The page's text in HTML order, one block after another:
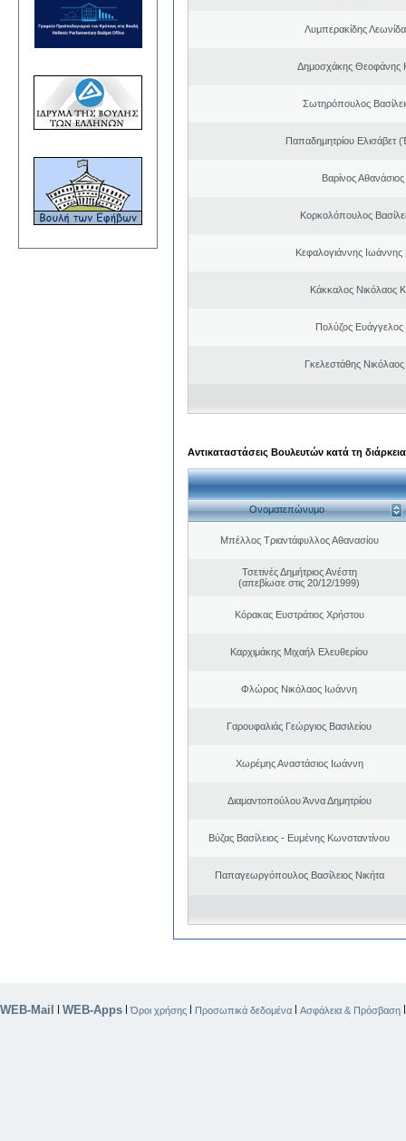
Λυμπερακίδης
Δημοσχάκης Θεοφάνης
Σωτηρόπουλος
Παπαδημητρίου Ελισάβετ
Βαρίνος
Κορκολόπουλος
Κεφαλογιάννης Ιωάννης
Κάκκαλος Νικόλαος
Πολύζος Ευάγγελος
Γκελεστάθης
Αντικαταστάσεις Βουλευτών κατά τη
Ονοματεπώνυμο
Μπέλλος Τριαντάφυλλος Αθανασίου
Τσετινές Δημήτριος Ανέστη
(απεβίωσε στις 20/12/1999)
Κόρακας Ευστράτιος Χρήστου
Καρχιμάκης Μιχαήλ Ελευθερίου
Φλώρος Νικόλαος Ιωάννη
Γαρουφαλιάς Γεώργιος Βασιλείου
Χωρέμης Αναστάσιος Ιωάννη
Διαμαντοπούλου Άννα Δημητρίου
Βύζας Βασίλειος - Ευμένης Κωνσταντίνου
Παπαγεωργόπουλος Βασίλειος Νικήτα
WEB-Mail | WEB-Apps |Όροι χρήσης | Προσωπικά δεδομένα | Ασφάλεια & Πρόσβαση